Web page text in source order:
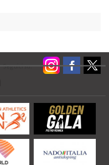
Seguici su: